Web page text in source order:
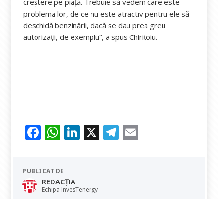
creștere pe piață. Trebuie să vedem care este
problema lor, de ce nu este atractiv pentru ele să
deschidă benzinării, dacă se dau prea greu
autorizații, de exemplu”, a spus Chirițoiu.
F
e
b
o
W
at
s
A
Li
dI
X T
PUBLICAT DE
REDACȚIA
Echipa InvesTenergy